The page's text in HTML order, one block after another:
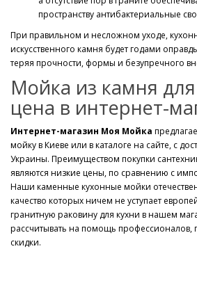
пространству антибактериальные
При правильном и несложном уходе,
искусственного камня будет годами
теряя прочности, формы и безупречного
Мойка из камня
цена в интернет-
Интернет-магазин Моя Мойка
мойку в Киеве или в каталоге на сайте, с
Украины. Преимуществом покупки
являются низкие цены, по сравнению с
Наши каменные кухонные мойки
качество которых ничем не уступает
гранитную раковину для кухни в нашем
рассчитывать на помощь профессионалов,
скидки.